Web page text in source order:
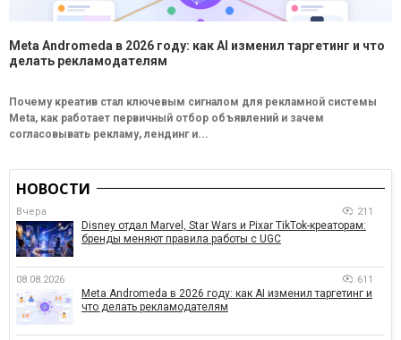
Meta Andromeda в 2026 году: как AI изменил таргетинг и что
делать рекламодателям
Почему креатив стал ключевым сигналом для рекламной системы
Meta, как работает первичный отбор объявлений и зачем
согласовывать рекламу, лендинг и...
НОВОСТИ
Вчера 211
Disney отдал Marvel, Star Wars и Pixar TikTok-креаторам:
бренды меняют правила работы с UGC
08.08.2026 611
Meta Andromeda в 2026 году: как AI изменил таргетинг и
что делать рекламодателям